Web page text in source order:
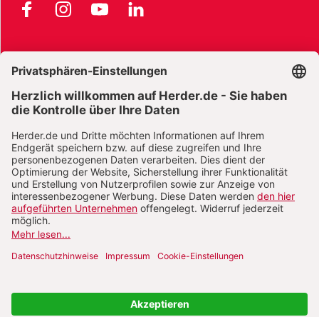
FacebookInstagramYouTubeLinkedIn
Widerrufsbelehrung E-Books
Widerrufsbelehrung Zeitschriften Datenschutz
Datenschutz Social Media Barrierefreiheit
Vertrag widerrufen